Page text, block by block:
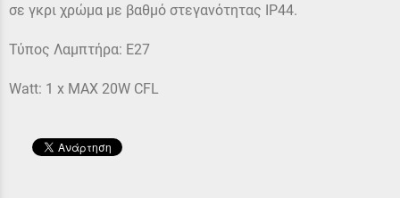
σε γκρι χρώμα με βαθμό στεγανότητας ΙΡ44.
Τύπος Λαμπτήρα: E27
Watt: 1 x MAX 20W CFL